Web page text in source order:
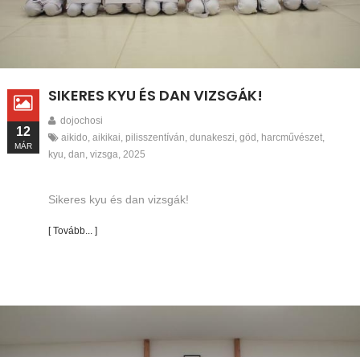
SIKERES KYU ÉS DAN VIZSGÁK!
dojochosi
aikido, aikikai, pilisszentíván, dunakeszi, göd , harcművészet,
kyu, dan, vizsga, 2025
Sikeres kyu és dan vizsgák!
[ Tovább... ]
12
MÁR